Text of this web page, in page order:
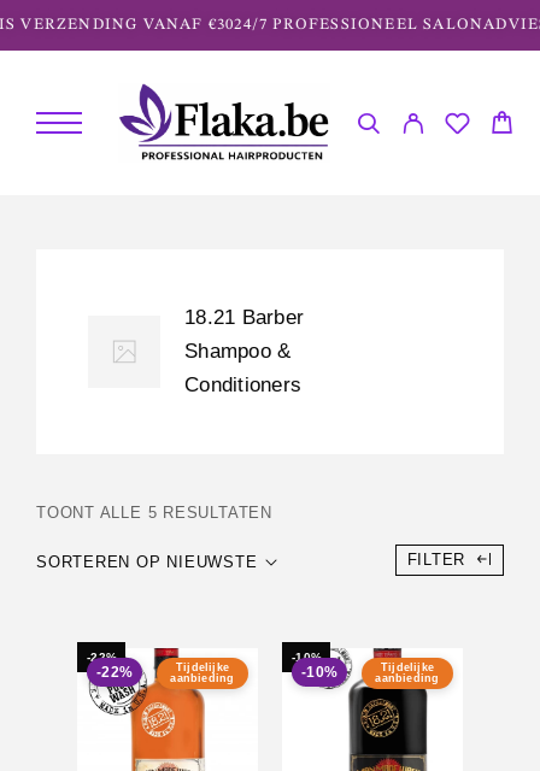
VERZENDING VANAF €3024/7 PROFESSIONEEL
18.21 Barber
Shampoo &
Conditioners
TOONT ALLE 5 RESULTATEN
SORTEREN OP NIEUWSTE FILTER
-22%
Tijdelijke
aanbieding
-22%
-10%
Tijdelijke
aanbieding
-10%